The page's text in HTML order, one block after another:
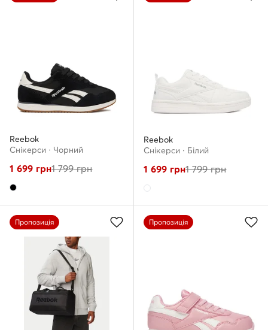
Reebok
Снікерcи · Чорний
1 699 грн1 799грн
Reebok
Снікерcи · Білий
1 699 грн1 799грн
Пропозиція Пропозиція